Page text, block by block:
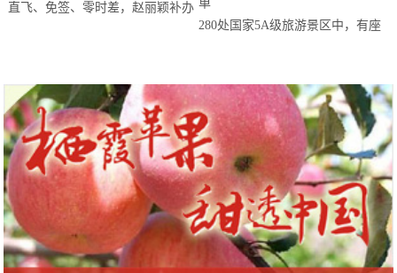
直飞、免签、零时差，赵丽颖补办
280处国家5A级旅游景区中，有座